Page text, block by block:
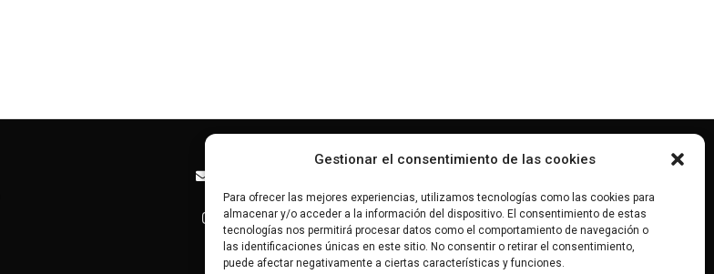
Gestionar el consentimiento de las cookies
Para ofrecer las mejores experiencias, utilizamos tecnologías como las cookies para
almacenar y/o acceder a la información del dispositivo. El consentimiento de estas
tecnologías nos permitirá procesar datos como el comportamiento de navegación o
las identificaciones únicas en este sitio. No consentir o retirar el consentimiento,
puede afectar negativamente a ciertas características y funciones.
+34 630 968 289
@angelesalcantarasanchez